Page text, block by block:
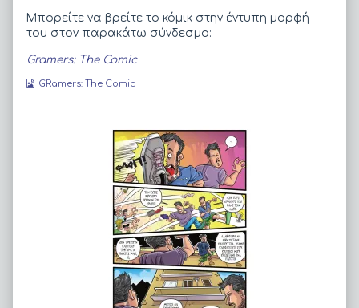
47
published
by
the
of
Gramers
Σελίδα
47,
–
Σελίδα
Μπορείτε να βρείτε το κόμικ στην έντυπη μορφή
του στον παρακάτω σύνδεσμο:
Gramers: The Comic
Webcomic
GRamers: The Comic